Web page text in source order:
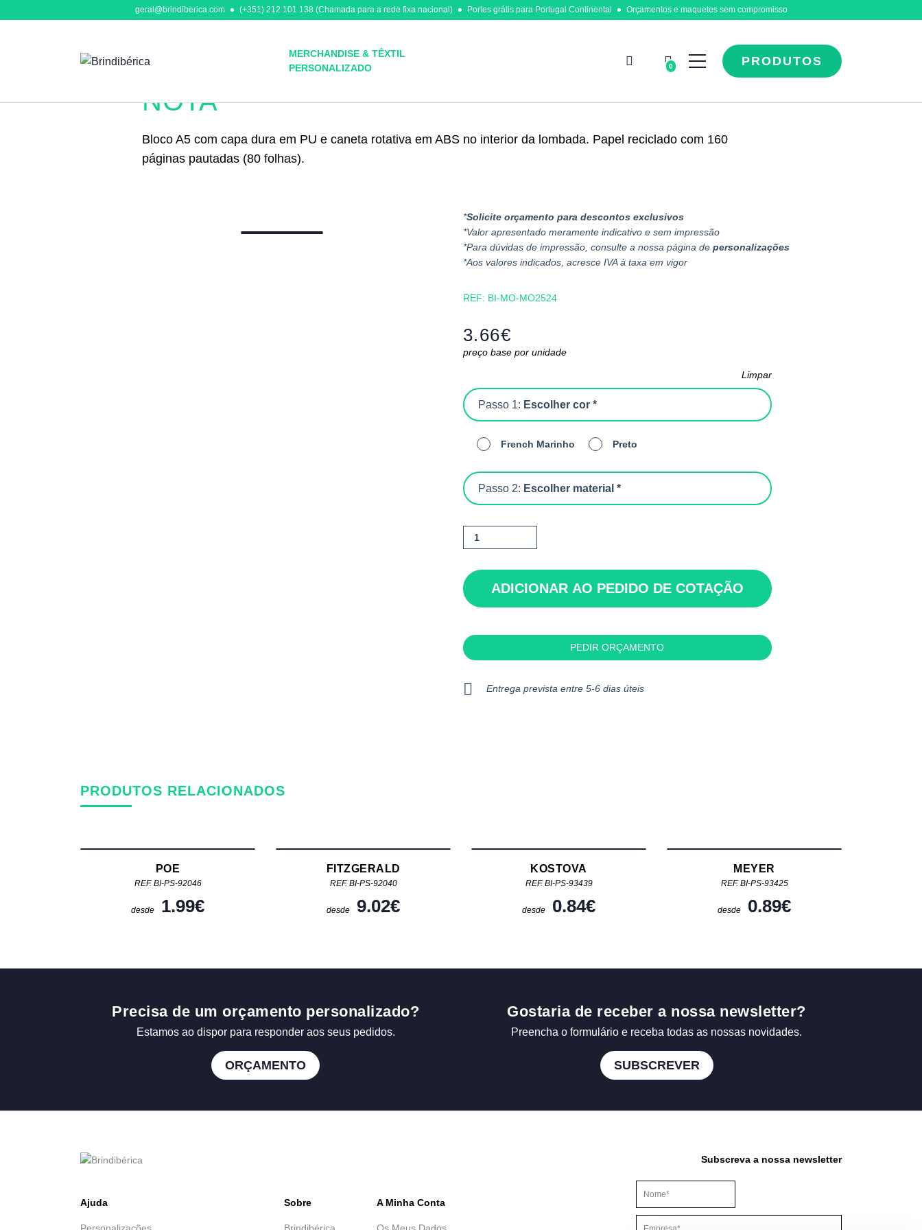
geral@brindiberica.com (+351) 212 101 138 (Chamada para a rede fixa nacional) Portes grátis para Portugal Continental Orçamentos e maquetes sem compromisso
MERCHANDISE & TÊXTIL
PERSONALIZADO
0 PRODUTOS
NOTA
Bloco A5 com capa dura em PU e caneta rotativa em ABS no interior da lombada. Papel reciclado com 160
páginas pautadas (80 folhas).
*Solicite orçamento para descontos exclusivos
*Valor apresentado meramente indicativo e sem impressão
*Para dúvidas de impressão, consulte a nossa página de personalizações
*Aos valores indicados, acresce IVA à taxa em vigor
REF: BI-MO-MO2524
3.66€
preço base por unidade
Passo 1: Escolher cor *
French Marinho Preto
Passo 2: Escolher material *
Limpar
Quantidade
de
Nota
ADICIONAR AO PEDIDO DE COTAÇÃO
PEDIR ORÇAMENTO
Entrega prevista entre 5-6 dias úteis
PRODUTOS RELACIONADOS
POE
REF. BI-PS-92046
desde 1.99€
FITZGERALD
REF. BI-PS-92040
desde 9.02€
KOSTOVA
REF. BI-PS-93439
desde 0.84€
MEYER
REF. BI-PS-93425
desde 0.89€
Precisa de um orçamento personalizado?
Estamos ao dispor para responder aos seus pedidos.
ORÇAMENTO
Gostaria de receber a nossa newsletter?
Preencha o formulário e receba todas as nossas novidades.
SUBSCREVER
Ajuda
Personalizações
Sobre
Brindibérica
A Minha Conta
Os Meus Dados
Subscreva a nossa newsletter
Este campo é para efeitos de validação e deve ser mantido